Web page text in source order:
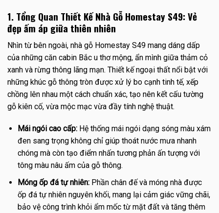
1. Tổng Quan Thiết Kế Nhà Gỗ Homestay S49: Vẻ
đẹp ấm áp giữa thiên nhiên
Nhìn từ bên ngoài, nhà gỗ Homestay S49 mang dáng dấp
của những căn cabin Bắc u thơ mộng, ẩn mình giữa thảm cỏ
xanh và rừng thông lãng mạn. Thiết kế ngoại thất nổi bật với
những khúc gỗ thông tròn được xử lý bo cạnh tinh tế, xếp
chồng lên nhau một cách chuẩn xác, tạo nên kết cấu tường
gỗ kiên cố, vừa mộc mạc vừa đầy tính nghệ thuật.
Mái ngói cao cấp:Hệ thống mái ngói dạng sóng màu xám
đen sang trọng không chỉ giúp thoát nước mưa nhanh
chóng mà còn tạo điểm nhấn tương phản ấn tượng với
tông màu nâu ấm của gỗ thông.
Móng ốp đá tự nhiên:Phần chân đế và móng nhà được
ốp đá tự nhiên nguyên khối, mang lại cảm giác vững chãi,
bảo vệ công trình khỏi ẩm mốc từ mặt đất và tăng thêm